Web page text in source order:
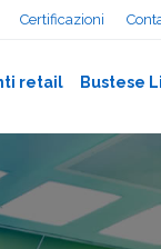
Certificazioni
retail Bustese